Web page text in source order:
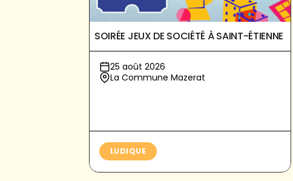
SOIRÉE JEUX DE SOCIÉTÉ À SAINT-ÉTIENNE
25 août 2026
La Commune Mazerat
LUDIQUE